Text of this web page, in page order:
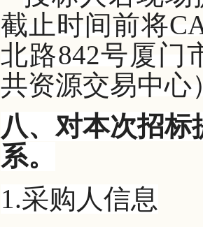
截止时间前将
北路842号厦门
共资源交易中心
八、对本次招
系。
1.采购人信息